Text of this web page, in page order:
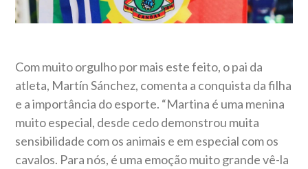
Com muito orgulho por mais este feito, o pai da
atleta, Martín Sánchez, comenta a conquista da filha
e a importância do esporte. “Martina é uma menina
muito especial, desde cedo demonstrou muita
sensibilidade com os animais e em especial com os
cavalos. Para nós, é uma emoção muito grande vê-la